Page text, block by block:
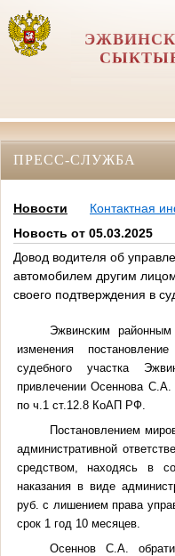
ПРЕСС-СЛУЖБА
Новости
Контактная
Новость от 05.03.2025
Довод водителя об
автомобилем другим
своего подтверждения в
Эжвинским
изменения
судебного участка
привлечении Осеннова С.А.
по ч.1 ст.12.8 КоАП РФ.
Постановлением
административной
средством, находясь в
наказания в виде
руб. с лишением права
срок 1 год 10 месяцев.
Осеннов С.А.